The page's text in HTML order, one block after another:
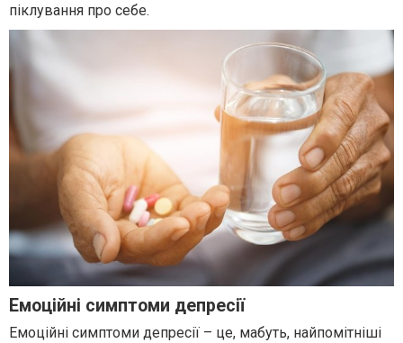
піклування про себе.
Емоційні симптоми депресії
Емоційні симптоми депресії – це, мабуть, найпомітніші